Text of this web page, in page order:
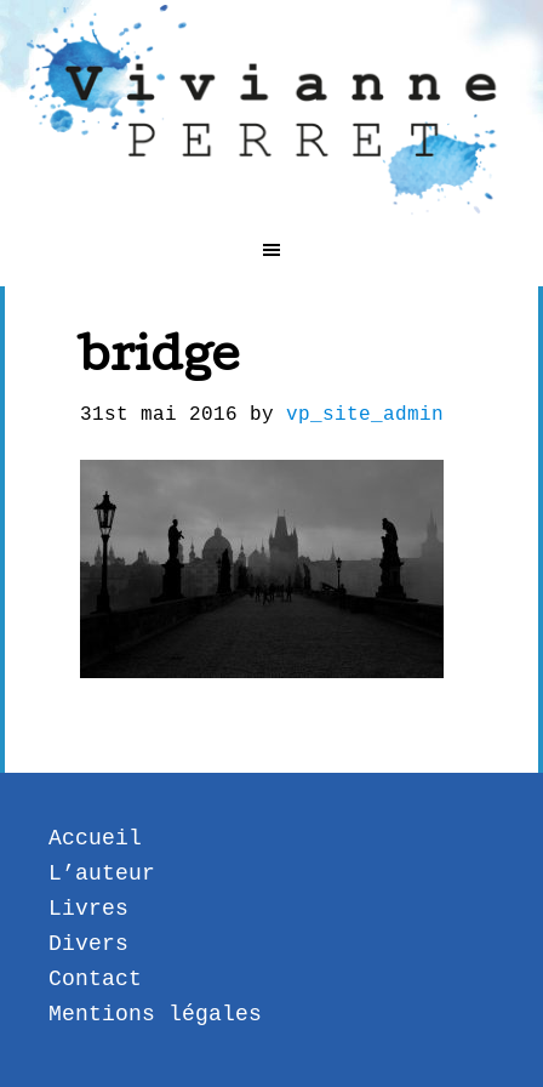
bridge
31st mai 2016 byvp_site_admin
Accueil
L’auteur
Livres
Divers
Contact
Mentions légales